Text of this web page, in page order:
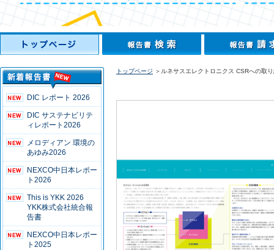
DIC レポート 2026
DIC サステナビリテ
ィレポート2026
メロディアン 環境の
あゆみ2026
NEXCO中日本レポー
ト2026
This is YKK 2026
YKK株式会社統合報
告書
NEXCO中日本レポー
ト2025
トップページ ＞ルネサスエレクトロニクス CSRへの取